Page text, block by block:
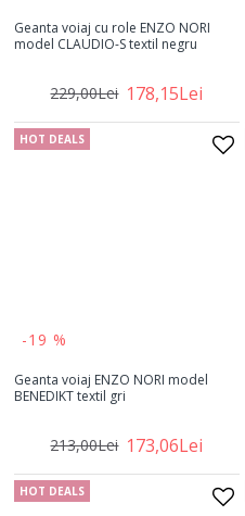
Geanta voiaj cu role ENZO NORI
model CLAUDIO-S textil negru
178,15Lei
229,00Lei
HOT DEALS
-19 %
Geanta voiaj ENZO NORI model
BENEDIKT textil gri
173,06Lei
213,00Lei
HOT DEALS